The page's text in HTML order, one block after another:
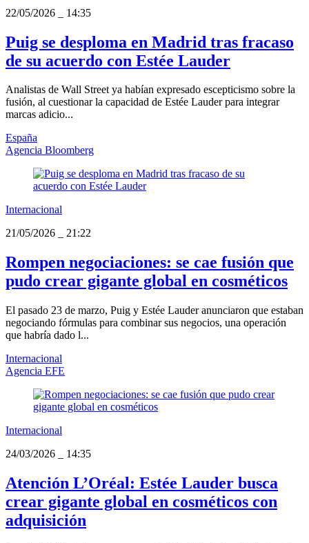
22/05/2026
14:35
Puig se desploma en Madrid tras fracaso
de su acuerdo con Estée Lauder
Analistas de Wall Street ya habían expresado escepticismo sobre la
fusión, al cuestionar la capacidad de Estée Lauder para integrar
marcas adicio...
España
Agencia Bloomberg
Internacional
21/05/2026
21:22
Rompen negociaciones: se cae fusión que
pudo crear gigante global en cosméticos
El pasado 23 de marzo, Puig y Estée Lauder anunciaron que estaban
negociando fórmulas para combinar sus negocios, una operación
que habría dado l...
Internacional
Agencia EFE
Internacional
24/03/2026
14:35
Atención L’Oréal: Estée Lauder busca
crear gigante global en cosméticos con
adquisición